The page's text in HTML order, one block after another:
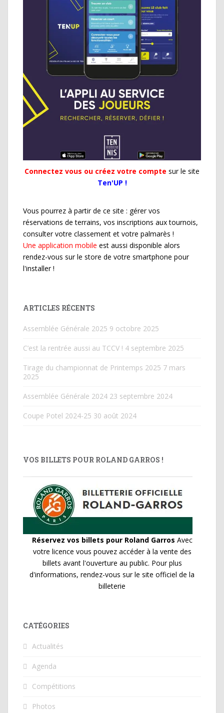
Connectez vous ou créez votre compte sur le site
Ten'UP !
Vous pourrez à partir de ce site : gérer vos
réservations de terrains, vos inscriptions aux tournois,
consulter votre classement et votre palmarès !
Une application mobile est aussi disponible alors
rendez-vous sur le store de votre smartphone pour
l'installer !
ARTICLES RÉCENTS
Assemblée Générale 2025 9 octobre 2025
C’est la rentrée aussi au TCCV ! 4 septembre 2025
Tirage du championnat de Printemps 2025 7 mars
2025
Assemblée Générale 2024 23 septembre 2024
Coupe Potel 2024-25 30 août 2024
VOS BILLETS POUR ROLAND GARROS !
Réservez vos billets pour Roland Garros Avec
votre licence vous pouvez accéder à la vente des
billets avant l'ouverture au public. Pour plus
d'informations, rendez-vous sur le site officiel de la
billeterie
CATÉGORIES
Actualités
Agenda
Compétitions
Photos